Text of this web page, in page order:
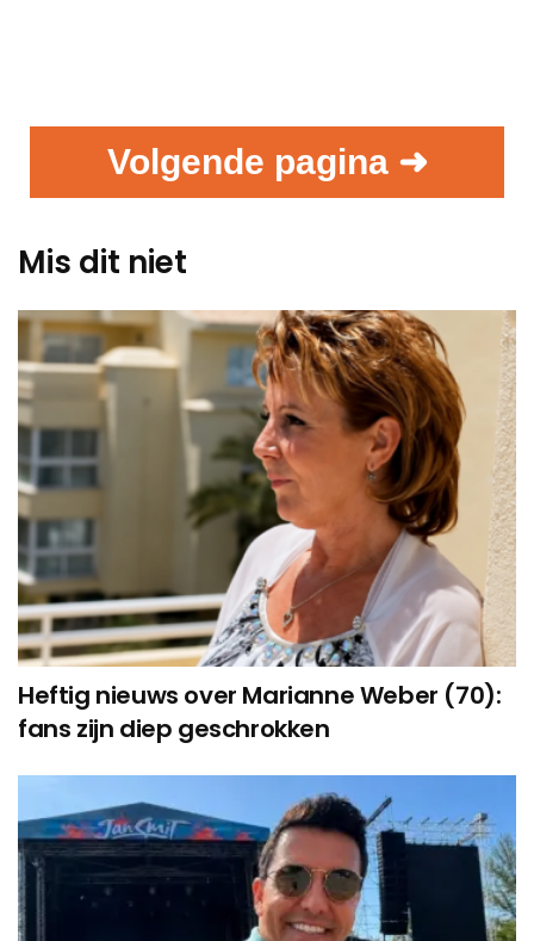
Volgende pagina ➜
Mis dit niet
Heftig nieuws over Marianne Weber (70):
fans zijn diep geschrokken